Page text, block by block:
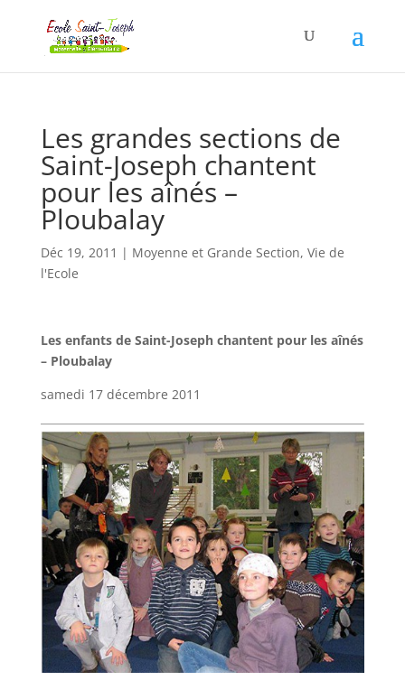
Les grandes sections de
Saint-Joseph chantent
pour les aînés –
Ploubalay
Déc 19, 2011 | Moyenne et Grande Section, Vie de
l'Ecole
Les enfants de Saint-Joseph chantent pour les aînés
– Ploubalay
samedi 17 décembre 2011